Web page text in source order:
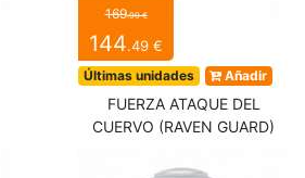
169.99 €
144.49 €
Últimas unidades Añadir
FUERZA ATAQUE DEL
CUERVO (RAVEN GUARD)